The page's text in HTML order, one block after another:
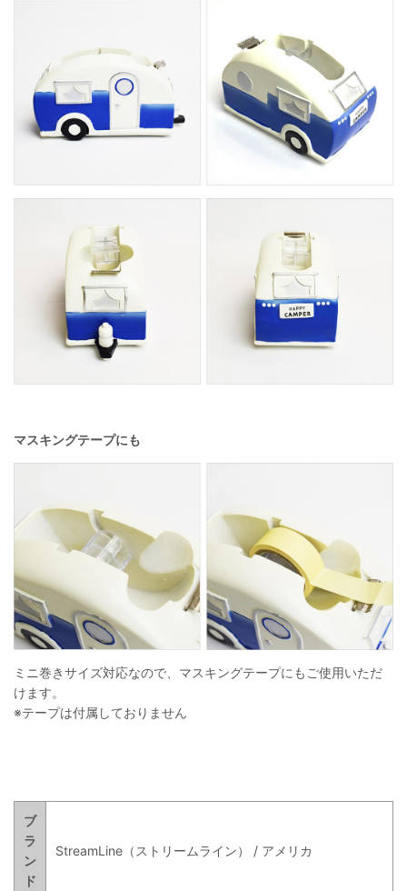
マスキングテープにも
ミニ巻きサイズ対応なので、マスキングテープにもご使用いただ
けます。
※テープは付属しておりません
ブ
ラ
ン
ド
StreamLine（ストリームライン） / アメリカ